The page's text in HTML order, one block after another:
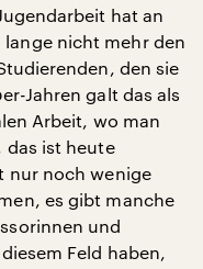
hat an
nicht mehr den
den sie
Jahren galt das als
Arbeit, wo man
das ist heute
nur noch wenige
es gibt manche
und
Feld haben,